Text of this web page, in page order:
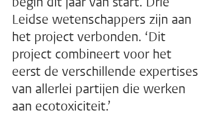
Leidse wetenschappers zijn aan
het project verbonden. ‘Dit
project combineert voor het
eerst de verschillende expertises
van allerlei partijen die werken
aan ecotoxiciteit.’